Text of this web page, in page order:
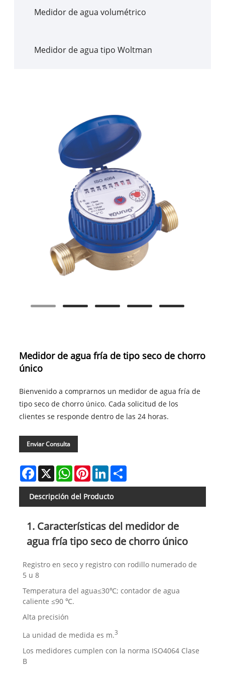
Medidor de agua volumétrico
Medidor de agua tipo Woltman
Medidor de agua fría de tipo seco de chorro
único
Bienvenido a comprarnos un medidor de agua fría de
tipo seco de chorro único. Cada solicitud de los
clientes se responde dentro de las 24 horas.
Enviar Consulta
Facebook
X WhatsAppPinterestLinkedInShare
Descripción del Producto
1. Características del medidor de
agua fría tipo seco de chorro único
Registro en seco y registro con rodillo numerado de
5 u 8
Temperatura del agua≤30℃; contador de agua
caliente ≤90 ℃.
Alta precisión
La unidad de medida es m.3
Los medidores cumplen con la norma ISO4064 Clase
B